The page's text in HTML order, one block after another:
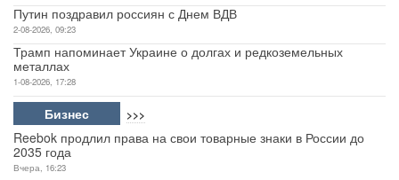
Путин поздравил россиян с Днем ВДВ
2-08-2026, 09:23
Трамп напоминает Украине о долгах и редкоземельных
металлах
1-08-2026, 17:28
Бизнес >>>
Reebok продлил права на свои товарные знаки в России до
2035 года
Вчера, 16:23